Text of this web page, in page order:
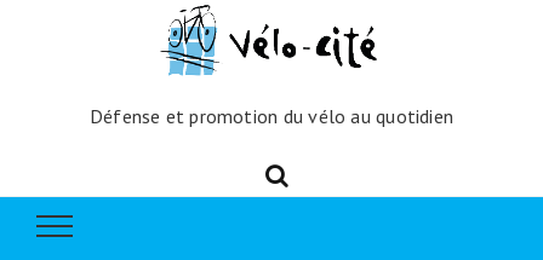
Défense et promotion du vélo au quotidien